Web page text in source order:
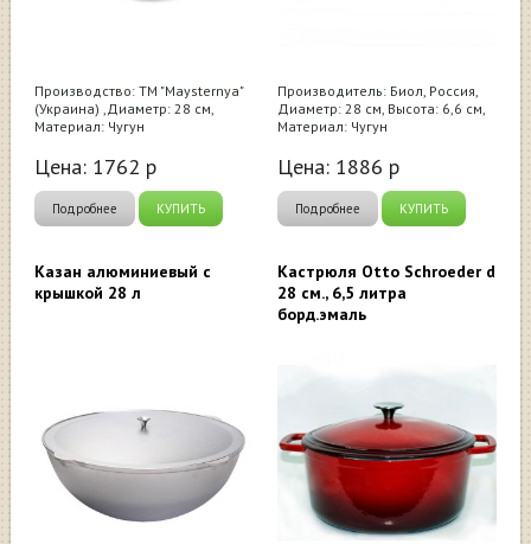
Производство: ТМ "Maysternya"
(Украина) ,Диаметр: 28 см,
Материал: Чугун
Цена: 1762 р
Подробнее КУПИТЬ
Производитель: Биол, Россия,
Диаметр: 28 см, Высота: 6,6 см,
Материал: Чугун
Цена: 1886 р
Подробнее КУПИТЬ
Казан алюминиевый с
крышкой 28 л
Кастрюля Otto Schroeder d
28 см., 6,5 литра
борд.эмаль